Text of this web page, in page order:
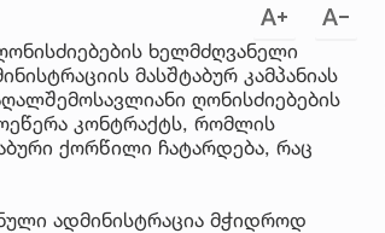
ხელმძღვანელი
მასშტაბურ კამპანიას
ღონისძიებების
კონტრაქტს, რომლის
ქორწილი ჩატარდება, რაც
ადმინისტრაცია მჭიდროდ